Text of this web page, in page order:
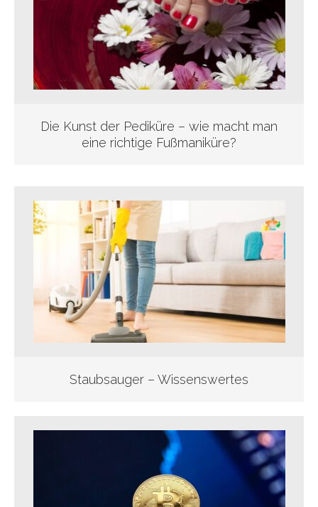
Die Kunst der Pediküre – wie macht man
eine richtige Fußmaniküre?
Staubsauger – Wissenswertes